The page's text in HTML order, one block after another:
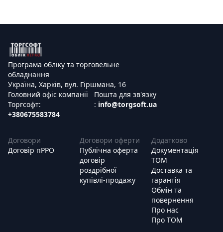
Програма обліку та торговельне
обладнання
Україна, Харків, вул. Гіршмана, 16
Головний офіс компанії
Торгсофт:
+380675583784
Пошта для зв'язку
: info@torgsoft.ua
Договори
Договір пРРО
Договори оферти
Публічна оферта
договір
роздрібної
купівлі-продажу
Додатково
Документація
ТОМ
Доставка та
гарантія
Обмін та
повернення
Про нас
Про ТОМ